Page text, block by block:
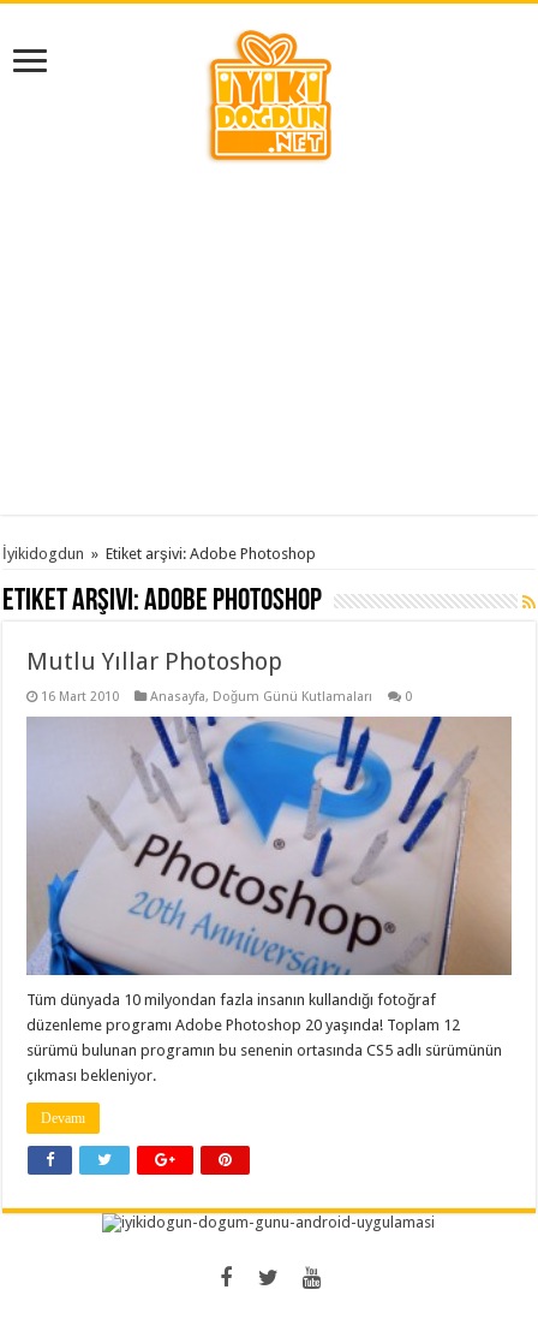
İyikidogdun » Etiket arşivi: Adobe Photoshop
Etiket arşivi:Adobe Photoshop
Mutlu Yıllar Photoshop
16 Mart 2010 Anasayfa, Doğum Günü Kutlamaları 0
Tüm dünyada 10 milyondan fazla insanın kullandığı fotoğraf
düzenleme programı Adobe Photoshop 20 yaşında! Toplam 12
sürümü bulunan programın bu senenin ortasında CS5 adlı sürümünün
çıkması bekleniyor.
Devamı